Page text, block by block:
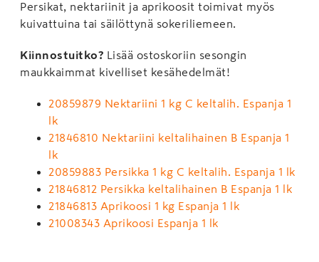
Persikat, nektariinit ja aprikoosit toimivat myös
kuivattuina tai säilöttynä sokeriliemeen.
Kiinnostuitko? Lisää ostoskoriin sesongin
maukkaimmat kivelliset kesähedelmät!
20859879 Nektariini 1 kg C keltalih. Espanja 1
lk
21846810 Nektariini keltalihainen B Espanja 1
lk
20859883 Persikka 1 kg C keltalih. Espanja 1 lk
21846812 Persikka keltalihainen B Espanja 1 lk
21846813 Aprikoosi 1 kg Espanja 1 lk
21008343 Aprikoosi Espanja 1 lk